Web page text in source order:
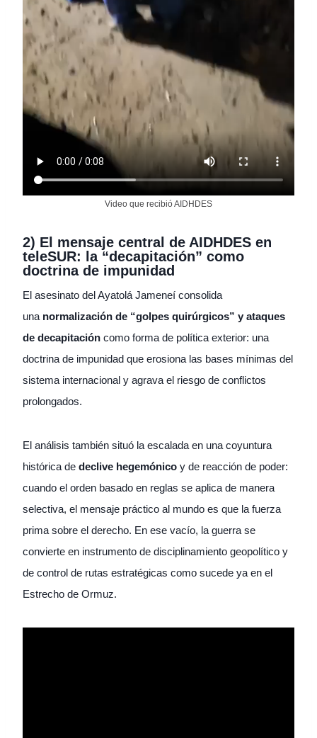
Video que recibió AIDHDES
2) El mensaje central de AIDHDES en
teleSUR: la “decapitación” como
doctrina de impunidad
El asesinato del Ayatolá Jameneí consolida
una normalización de “golpes quirúrgicos” y ataques
de decapitación como forma de política exterior: una
doctrina de impunidad que erosiona las bases mínimas del
sistema internacional y agrava el riesgo de conflictos
prolongados.
El análisis también situó la escalada en una coyuntura
histórica de declive hegemónico y de reacción de poder:
cuando el orden basado en reglas se aplica de manera
selectiva, el mensaje práctico al mundo es que la fuerza
prima sobre el derecho. En ese vacío, la guerra se
convierte en instrumento de disciplinamiento geopolítico y
de control de rutas estratégicas como sucede ya en el
Estrecho de Ormuz.